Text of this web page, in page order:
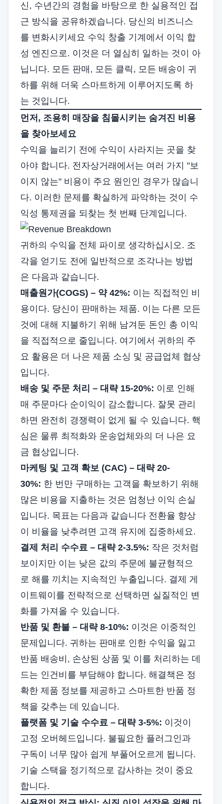
신, 수년간의 경험을 바탕으로 한 실용적인 접
근 방식을 공유하겠습니다. 당신의 비즈니스
를 변화시키세요 수익 창출 기계에서 이익 합
성 엔진으로. 이것은 더 열심히 일하는 것이 아
닙니다. 모든 판매, 모든 클릭, 모든 배송이 귀
하를 위해 더욱 스마트하게 이루어지도록 하
는 것입니다.
먼저, 조용히 매장을 침몰시키는 숨겨진 비용
을 찾아보세요
수익을 늘리기 전에 수익이 사라지는 곳을 찾
아야 합니다. 전자상거래에서는 여러 가지 "보
이지 않는" 비용이 주요 원인인 경우가 많습니
다. 이러한 문제를 확실하게 파악하는 것이 수
익성 통제권을 되찾는 첫 번째 단계입니다.
귀하의 수익을 전체 파이로 생각하십시오. 조
각을 얻기도 전에 일반적으로 조각나는 방법
은 다음과 같습니다.
매출원가(COGS) – 약 42%: 이는 직접적인 비
용이다. 당신이 판매하는 제품. 이는 다른 모든
것에 대해 지불하기 위해 남겨둔 돈인 총 이익
을 직접적으로 줄입니다. 여기에서 귀하의 주
요 활용은 더 나은 제품 소싱 및 공급업체 협상
입니다.
배송 및 주문 처리 – 대략 15-20%: 이로 인해
매 주문마다 순이익이 감소합니다. 잘못 관리
하면 완전히 경쟁력이 없게 될 수 있습니다. 핵
심은 물류 최적화와 운송업체와의 더 나은 요
금 협상입니다.
마케팅 및 고객 확보 (CAC) – 대략 20-
30%: 한 번만 구매하는 고객을 확보하기 위해
많은 비용을 지출하는 것은 엄청난 이익 손실
입니다. 목표는 다음과 같습니다 전환율 향상
이 비율을 낮추려면 고객 유지에 집중하세요.
결제 처리 수수료 – 대략 2-3.5%: 작은 것처럼
보이지만 이는 낮은 값의 주문에 불균형적으
로 해를 끼치는 지속적인 누출입니다. 결제 게
이트웨이를 전략적으로 선택하면 실질적인 변
화를 가져올 수 있습니다.
반품 및 환불 – 대략 8-10%: 이것은 이중적인
문제입니다. 귀하는 판매로 인한 수익을 잃고
반품 배송비, 손상된 상품 및 이를 처리하는 데
드는 인건비를 부담해야 합니다. 해결책은 정
확한 제품 정보를 제공하고 스마트한 반품 정
책을 갖추는 데 있습니다.
플랫폼 및 기술 수수료 – 대략 3-5%: 이것이
고정 오버헤드입니다. 불필요한 플러그인과
구독이 너무 많아 쉽게 부풀어오르게 됩니다.
기술 스택을 정기적으로 감사하는 것이 중요
합니다.